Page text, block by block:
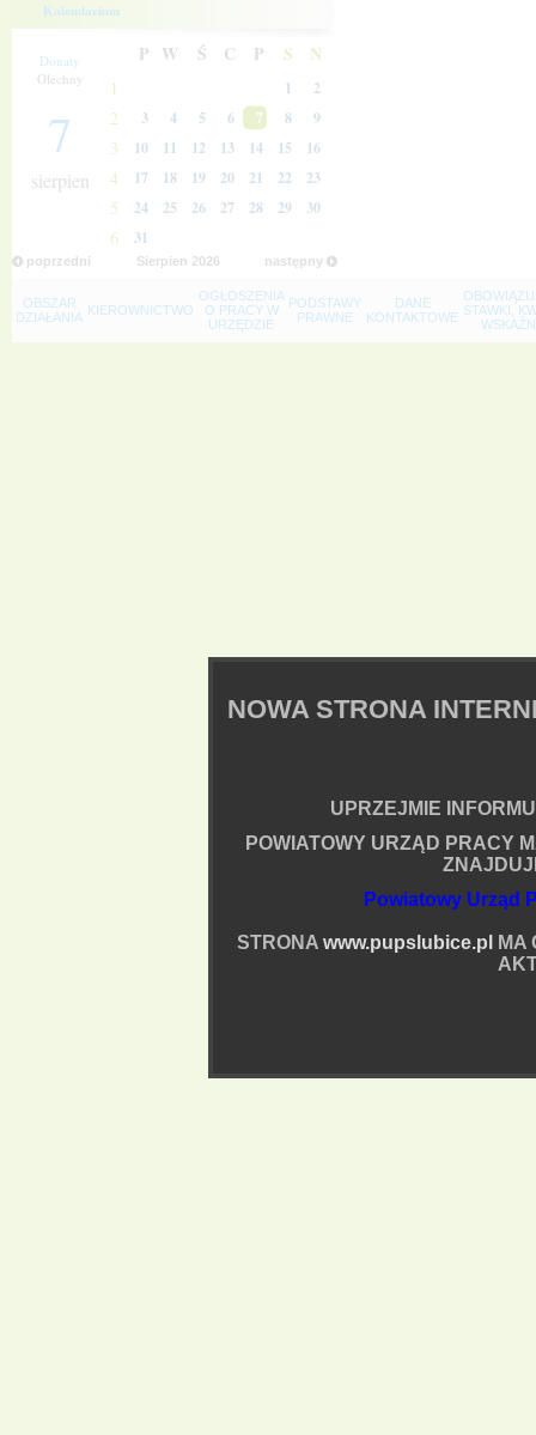
Kalendarium
Donaty
Olechny
7
sierpien
P W Ś C P S N
1 1 2
2 3 4 5 6 7 8 9
3 10 11 12 13 14 15 16
4 17 18 19 20 21 22 23
5 24 25 26 27 28 29 30
6 31
poprzedni następny
Sierpien 2026
OBSZAR
DZIAŁANIA KIEROWNICTWO
OGŁOSZENIA
O PRACY W
URZĘDZIE
PODSTAWY
PRAWNE
DANE
KONTAKTOWE STAWKI,
NOWA STRONA
UPRZEJMIE
POWIATOWY URZĄD PRACY
Powiatowy Urząd
STRONA www.pupslubice.pl
MA